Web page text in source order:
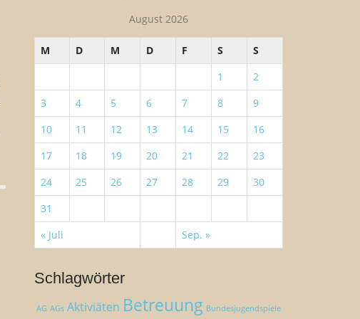
a
h
August 2026
M D M D F S
S
1
2
3
4 5 6 7 8
9
10
11 12 13 14 15
16
17
18 19 20 21 22
23
24
25 26 27 28 29
30
31
« Juli
Sep. »
Schlagwörter
AG AGs Aktiviäten Betreuung Bundesjugendspiele